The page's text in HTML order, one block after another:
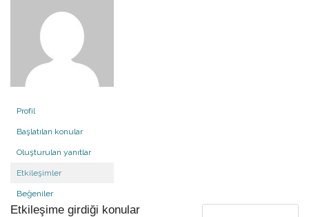
Profil
Başlatılan konular
Oluşturulan yanıtlar
Etkileşimler
Beğeniler
Etkileşime girdiği konular